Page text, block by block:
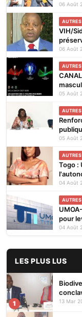
06 Août
VIH/
06 Août
05 Août
05 Août
Togo :
04 Août
pour
04 Août
LES PLUS LUS
1 13 Mar